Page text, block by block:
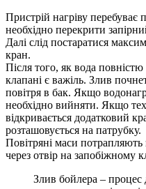
Пристрій нагріву перебуває
необхідно перекрити
Далі слід постаратися
кран.
Після того, як вода
клапані є важіль. Злив
повітря в бак. Якщо
необхідно вийняти. Якщо
відкривається додатковий
розташовується на патрубку.
Повітряні маси потрапляють
через отвір на запобіжному
Злив бойлера – процес